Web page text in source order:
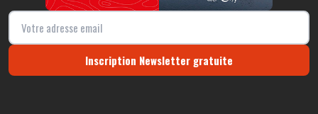
Inscription Newsletter gratuite